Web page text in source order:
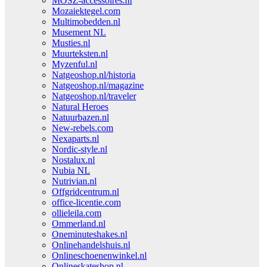
Mozaiektegel.com
Multimobedden.nl
Musement NL
Musties.nl
Muurteksten.nl
Myzenful.nl
Natgeoshop.nl/historia
Natgeoshop.nl/magazine
Natgeoshop.nl/traveler
Natural Heroes
Natuurbazen.nl
New-rebels.com
Nexaparts.nl
Nordic-style.nl
Nostalux.nl
Nubia NL
Nutrivian.nl
Offgridcentrum.nl
office-licentie.com
ollieleila.com
Ommerland.nl
Oneminuteshakes.nl
Onlinehandelshuis.nl
Onlineschoenenwinkel.nl